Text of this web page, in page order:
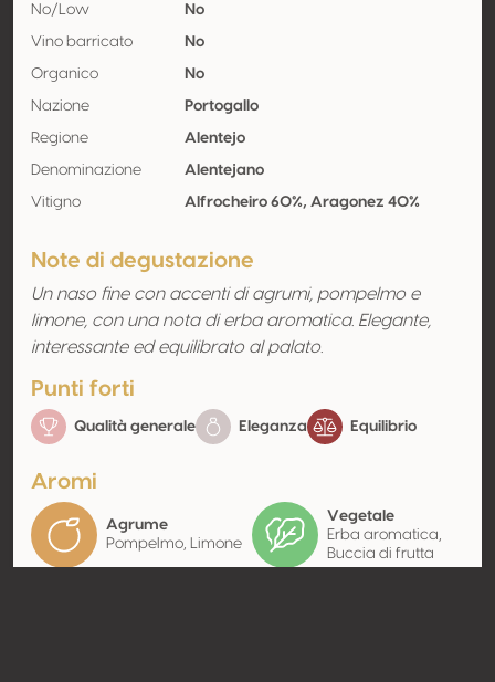
No/Low No
Vino barricato No
Organico No
Nazione Portogallo
Regione Alentejo
Denominazione Alentejano
Vitigno Alfrocheiro 60%, Aragonez 40%
Note di degustazione
Un naso fine con accenti di agrumi, pompelmo e
limone, con una nota di erba aromatica. Elegante,
interessante ed equilibrato al palato.
Punti forti
Qualità generale Eleganza Equilibrio
Aromi
Agrume
Pompelmo, Limone
Vegetale
Erba aromatica,
Buccia di frutta